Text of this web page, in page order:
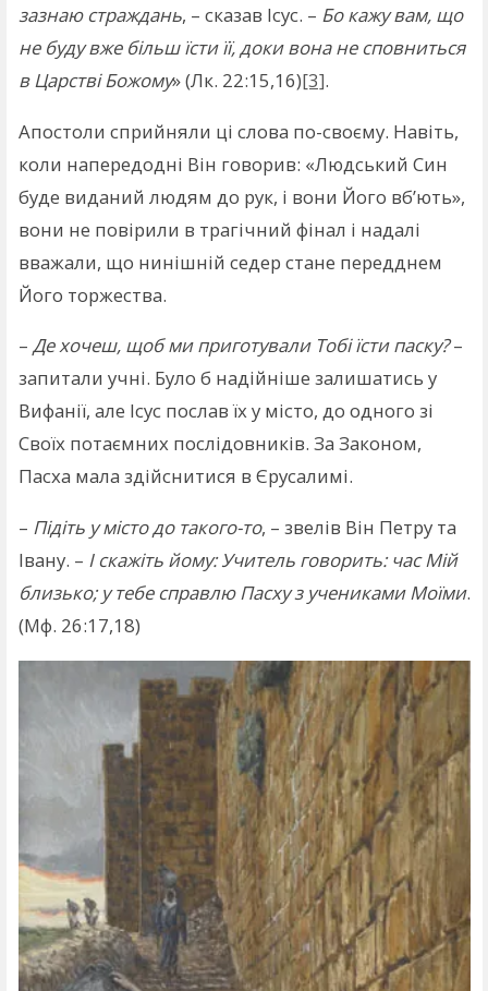
зазнаю страждань, – сказав Ісус. – Бо кажу вам, що
не буду вже більш їсти її, доки вона не сповниться
в Царстві Божому» (Лк. 22:15,16)[3].
Апостоли сприйняли ці слова по-своєму. Навіть,
коли напередодні Він говорив: «Людський Син
буде виданий людям до рук, і вони Його вб’ють»,
вони не повірили в трагічний фінал і надалі
вважали, що нинішній седер стане передднем
Його торжества.
– Де хочеш, щоб ми приготували Тобі їсти паску?–
запитали учні. Було б надійніше залишатись у
Вифанії, але Ісус послав їх у місто, до одного зі
Своїх потаємних послідовників. За Законом,
Пасха мала здійснитися в Єрусалимі.
– Підіть у місто до такого-то, – звелів Він Петру та
Івану. – І скажіть йому: Учитель говорить: час Мій
близько; у тебе справлю Пасху з учениками Моїми.
(Мф. 26:17,18)